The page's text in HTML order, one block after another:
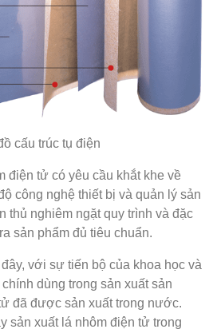
cấu trúc tụ điện
điện tử có yêu cầu khắt khe về
công nghệ thiết bị và quản lý sản
thủ nghiêm ngặt quy trình và đặc
sản phẩm đủ tiêu chuẩn.
với sự tiến bộ của khoa học và
dùng trong sản xuất sản
đã được sản xuất trong nước.
sản xuất lá nhôm điện tử trong